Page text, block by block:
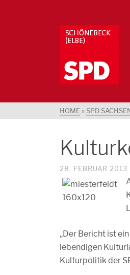
HOME » SPD
28. FEBRUAR 2013
„Der Bericht ist
lebendigen
Kulturpolitik der